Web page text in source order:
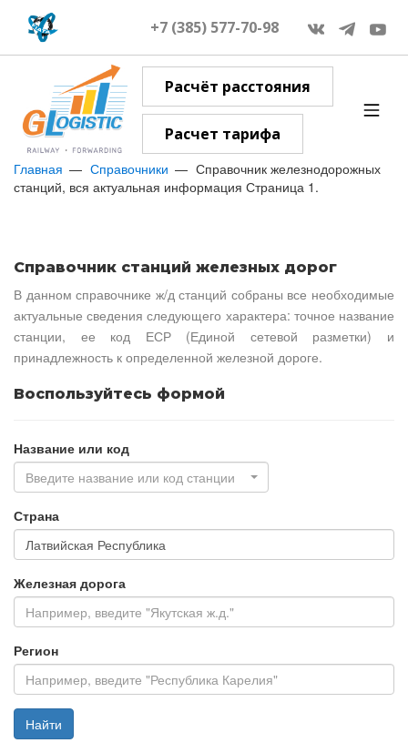
+7 (385) 577-70-98
Расчёт расстояния
Расчет тарифа
Главная Справочники
Справочник железнодорожных
станций, вся актуальная информация Страница 1.
Справочник станций железных дорог
В данном справочнике ж/д станций собраны все необходимые
актуальные сведения следующего характера: точное название
станции, ее код ЕСР (Единой сетевой разметки) и
принадлежность к определенной железной дороге.
Воспользуйтесь формой
Название или код
Введите название или код станции
Страна
Железная дорога
Регион
Найти